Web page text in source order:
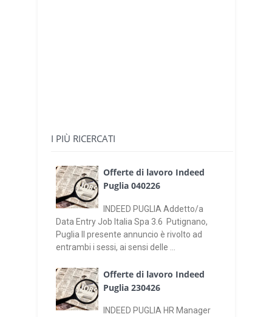
I PIÙ RICERCATI
Offerte di lavoro Indeed
Puglia 040226
INDEED PUGLIA Addetto/a
Data Entry Job Italia Spa 3.6 Putignano,
Puglia Il presente annuncio è rivolto ad
entrambi i sessi, ai sensi delle ...
Offerte di lavoro Indeed
Puglia 230426
INDEED PUGLIA HR Manager